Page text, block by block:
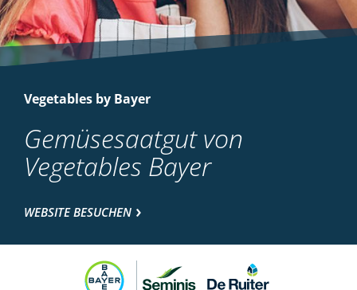
Vegetables by Bayer
Gemüsesaatgut von
Vegetables Bayer
WEBSITE BESUCHEN